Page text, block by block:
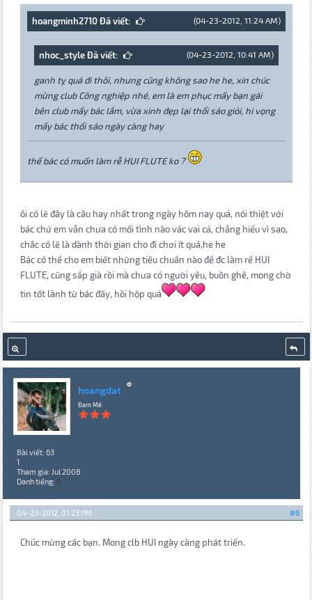
(04-23-2012, 11:24 AM)
hoangminh2710 Đã viết:
(04-23-2012, 10:41 AM)
nhoc_style Đã viết:
ganh tỵ quá đi thôi, nhưng cũng không sao he he, xin chúc
mừng club Công nghiệp nhé, em là em phục mấy bạn gái
bên club mấy bác lắm, vừa xinh đẹp lại thổi sáo giỏi, hi vọng
mấy bác thổi sáo ngày càng hay
thế bác có muốn làm rễ HUI FLUTE ko ?
ôi có lẽ đây là câu hay nhất trong ngày hôm nay quá, nói thiệt với
bác chứ em vẫn chưa có mối tình nào vác vai cả, chẳng hiểu vì sao,
chắc có lẽ là dành thời gian cho đi chơi ít quá,he he
Bác có thể cho em biết những tiêu chuẩn nào để đc làm rể HUI
FLUTE, cũng sắp già rồi mà chưa có người yêu, buồn ghê, mong chờ
tin tốt lành từ bác đấy, hồi hộp quá
hoangdat
Đam Mê
Bài viết: 63
1
Tham gia: Jul 2008
Danh tiếng: 0
#6
04-23-2012, 01:23 PM
Chúc mừng các bạn. Mong clb HUI ngày càng phát triển.